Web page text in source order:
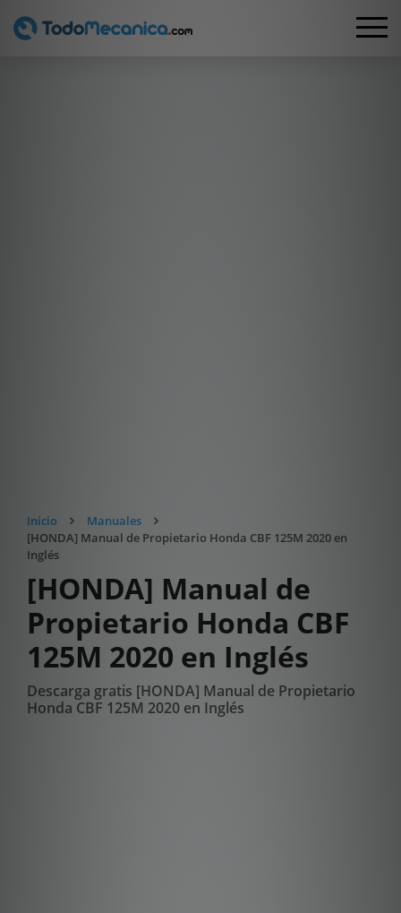
Inicio
Manuales
[HONDA] Manual de Propietario Honda CBF 125M 2020 en
Inglés
[HONDA] Manual de
Propietario Honda CBF
125M 2020 en Inglés
Descarga gratis [HONDA] Manual de Propietario
Honda CBF 125M 2020 en Inglés